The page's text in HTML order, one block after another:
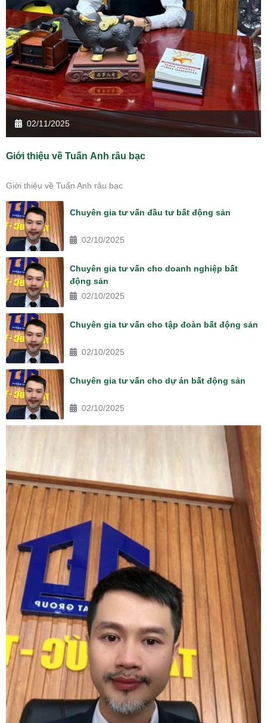
02/11/2025
Giới thiệu về Tuấn Anh râu bạc
Giới thiệu về Tuấn Anh râu bạc
Chuyên gia tư vấn đầu tư bất động sản
02/10/2025
Chuyên gia tư vấn cho doanh nghiệp bất
động sản
02/10/2025
Chuyên gia tư vấn cho tập đoàn bất động sản
02/10/2025
Chuyên gia tư vấn cho dự án bất động sản
02/10/2025